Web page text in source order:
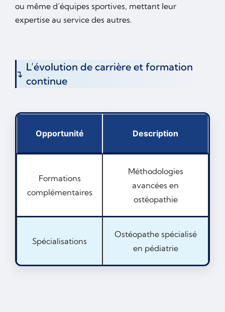
ou même d’équipes sportives, mettant leur
expertise au service des autres.
L’évolution de carrière et formation
continue
Opportunité Description
Formations
complémentaires
Méthodologies
avancées en
ostéopathie
Spécialisations
Ostéopathe spécialisé
en pédiatrie